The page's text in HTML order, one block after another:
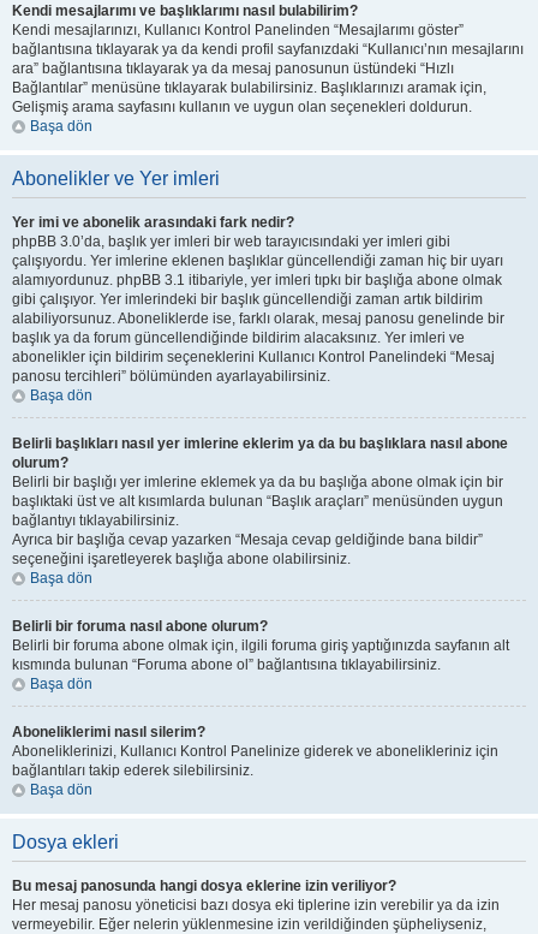
Kendi mesajlarımı ve başlıklarımı nasıl bulabilirim?
Kendi mesajlarınızı, Kullanıcı Kontrol Panelinden “Mesajlarımı göster”
bağlantısına tıklayarak ya da kendi profil sayfanızdaki “Kullanıcı’nın mesajlarını
ara” bağlantısına tıklayarak ya da mesaj panosunun üstündeki “Hızlı
Bağlantılar” menüsüne tıklayarak bulabilirsiniz. Başlıklarınızı aramak için,
Gelişmiş arama sayfasını kullanın ve uygun olan seçenekleri doldurun.
Başa dön
Abonelikler ve Yer imleri
Yer imi ve abonelik arasındaki fark nedir?
phpBB 3.0’da, başlık yer imleri bir web tarayıcısındaki yer imleri gibi
çalışıyordu. Yer imlerine eklenen başlıklar güncellendiği zaman hiç bir uyarı
alamıyordunuz. phpBB 3.1 itibariyle, yer imleri tıpkı bir başlığa abone olmak
gibi çalışıyor. Yer imlerindeki bir başlık güncellendiği zaman artık bildirim
alabiliyorsunuz. Aboneliklerde ise, farklı olarak, mesaj panosu genelinde bir
başlık ya da forum güncellendiğinde bildirim alacaksınız. Yer imleri ve
abonelikler için bildirim seçeneklerini Kullanıcı Kontrol Panelindeki “Mesaj
panosu tercihleri” bölümünden ayarlayabilirsiniz.
Başa dön
Belirli başlıkları nasıl yer imlerine eklerim ya da bu başlıklara nasıl abone
olurum?
Belirli bir başlığı yer imlerine eklemek ya da bu başlığa abone olmak için bir
başlıktaki üst ve alt kısımlarda bulunan “Başlık araçları” menüsünden uygun
bağlantıyı tıklayabilirsiniz.
Ayrıca bir başlığa cevap yazarken “Mesaja cevap geldiğinde bana bildir”
seçeneğini işaretleyerek başlığa abone olabilirsiniz.
Başa dön
Belirli bir foruma nasıl abone olurum?
Belirli bir foruma abone olmak için, ilgili foruma giriş yaptığınızda sayfanın alt
kısmında bulunan “Foruma abone ol” bağlantısına tıklayabilirsiniz.
Başa dön
Aboneliklerimi nasıl silerim?
Aboneliklerinizi, Kullanıcı Kontrol Panelinize giderek ve abonelikleriniz için
bağlantıları takip ederek silebilirsiniz.
Başa dön
Dosya ekleri
Bu mesaj panosunda hangi dosya eklerine izin veriliyor?
Her mesaj panosu yöneticisi bazı dosya eki tiplerine izin verebilir ya da izin
vermeyebilir. Eğer nelerin yüklenmesine izin verildiğinden şüpheliyseniz,